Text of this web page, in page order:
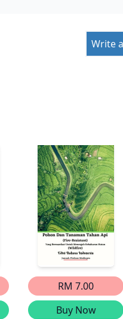
Write
RM 7.00
Buy Now